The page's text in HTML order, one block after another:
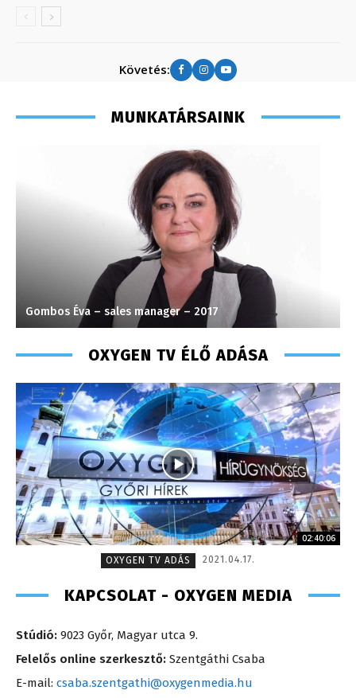
Követés:
MUNKATÁRSAINK
Gombos Éva – sales manager – 2017
OXYGEN TV ÉLŐ ADÁSA
02:40:06
OXYGEN TV ADÁS
2021.04.17.
KAPCSOLAT - OXYGEN MEDIA
Stúdió: 9023 Győr, Magyar utca 9.
Felelős online szerkesztő: Szentgáthi Csaba
E-mail: csaba.szentgathi@oxygenmedia.hu